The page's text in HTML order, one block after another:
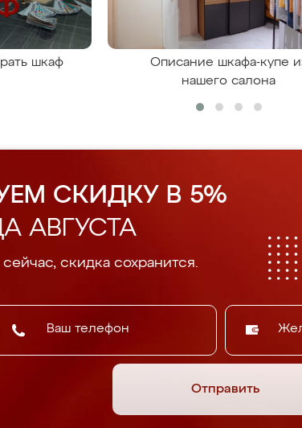
шкаф
Описание шкафа-купе
нашего салона
СКИДКУ В 5%
АВГУСТА
сейчас, скидка сохранится.
Отправить